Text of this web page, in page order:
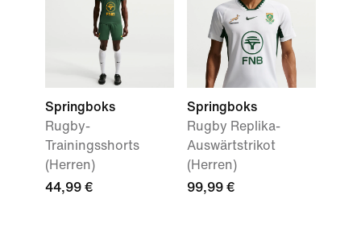
Springboks
Rugby-
Trainingsshorts
(Herren)
44,99 €
Springboks
Rugby Replika-
Auswärtstrikot
(Herren)
99,99 €